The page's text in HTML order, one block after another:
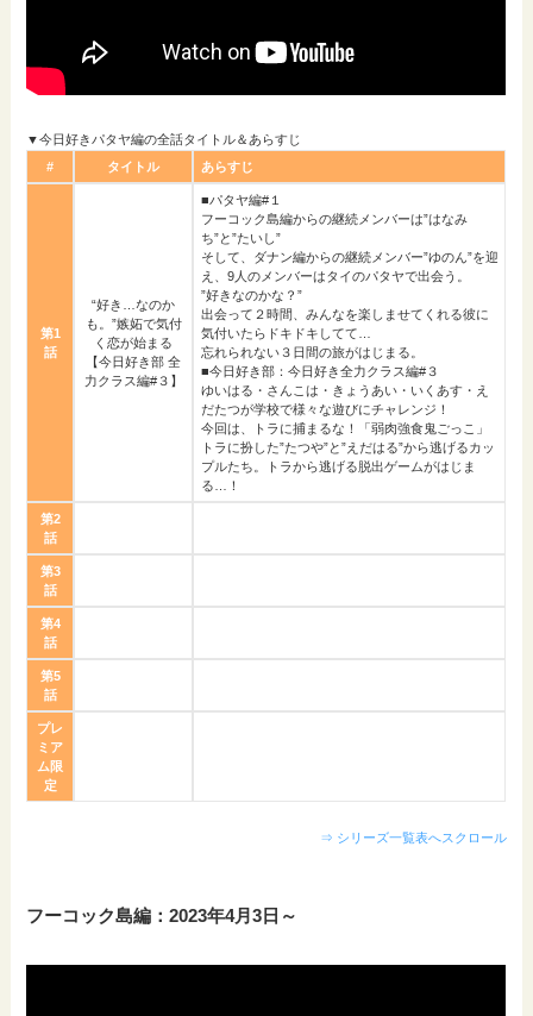
▼今日好きパタヤ編の全話タイトル＆あらすじ
#
タイトル あらすじ
第1
話
“好き…なのか
も。”嫉妬で気付
く恋が始まる
【今日好き部 全
力クラス編#３】
■パタヤ編#１
フーコック島編からの継続メンバーは”はなみ
ち”と”たいし”
そして、ダナン編からの継続メンバー”ゆのん”を迎
え、9人のメンバーはタイのパタヤで出会う。
”好きなのかな？”
出会って２時間、みんなを楽しませてくれる彼に
気付いたらドキドキしてて…
忘れられない３日間の旅がはじまる。
■今日好き部：今日好き全力クラス編#３
ゆいはる・さんこは・きょうあい・いくあす・え
だたつが学校で様々な遊びにチャレンジ！
今回は、トラに捕まるな！「弱肉強食鬼ごっこ」
トラに扮した”たつや”と”えだはる”から逃げるカッ
プルたち。トラから逃げる脱出ゲームがはじま
る…！
第2
話
第3
話
第4
話
第5
話
プレ
ミア
ム限
定
⇒ シリーズ一覧表へスクロール
フーコック島編：2023年4月3日～